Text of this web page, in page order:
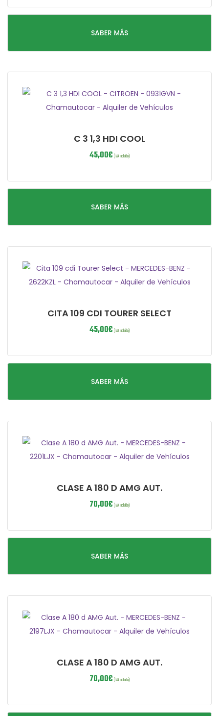
SABER MÁS
C 3 1,3 HDI COOL
45,00€ (IVA incluido)
SABER MÁS
CITA 109 CDI TOURER SELECT
45,00€ (IVA incluido)
SABER MÁS
CLASE A 180 D AMG AUT.
70,00€ (IVA incluido)
SABER MÁS
CLASE A 180 D AMG AUT.
70,00€ (IVA incluido)